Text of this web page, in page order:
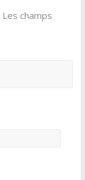
Les champs